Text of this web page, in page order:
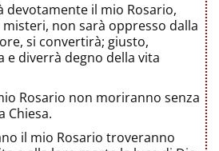
devotamente il mio Rosario,
non sarà oppresso dalla
si convertirà; giusto,
e diverrà degno della vita
Rosario non moriranno senza
Chiesa.
il mio Rosario troveranno